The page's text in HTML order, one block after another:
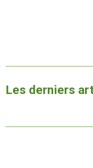
Les derniers